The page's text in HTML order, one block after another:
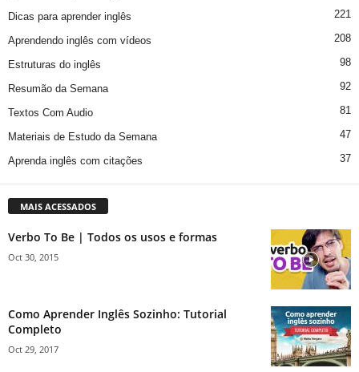
Dicas para aprender inglês 221
Aprendendo inglês com vídeos 208
Estruturas do inglês 98
Resumão da Semana 92
Textos Com Audio 81
Materiais de Estudo da Semana 47
Aprenda inglês com citações 37
MAIS ACESSADOS
Verbo To Be | Todos os usos e formas
Oct 30, 2015
Como Aprender Inglês Sozinho: Tutorial
Completo
Oct 29, 2017